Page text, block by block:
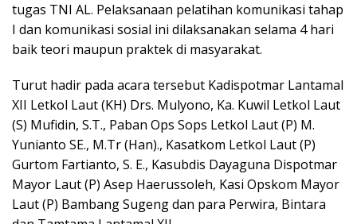
tugas TNI AL. Pelaksanaan pelatihan komunikasi tahap
I dan komunikasi sosial ini dilaksanakan selama 4 hari
baik teori maupun praktek di masyarakat.
Turut hadir pada acara tersebut Kadispotmar Lantamal
XII Letkol Laut (KH) Drs. Mulyono, Ka. Kuwil Letkol Laut
(S) Mufidin, S.T., Paban Ops Sops Letkol Laut (P) M.
Yunianto SE., M.Tr (Han)., Kasatkom Letkol Laut (P)
Gurtom Fartianto, S. E., Kasubdis Dayaguna Dispotmar
Mayor Laut (P) Asep Haerussoleh, Kasi Opskom Mayor
Laut (P) Bambang Sugeng dan para Perwira, Bintara